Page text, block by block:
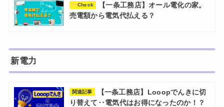
Check
【一条工務店】オール電化の家。
売電額から電気代払える？
新電力
関連記事
【一条工務店】Looopでんきに切
り替えて‥電気代はお得になったのか！？